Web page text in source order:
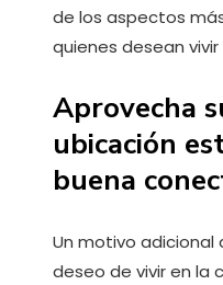
de los aspectos
quienes desean
Aprovecha
ubicación
buena
Un motivo adicional
deseo de vivir en la